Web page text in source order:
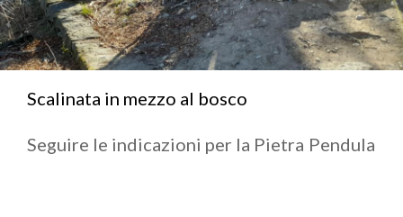
Scalinata in mezzo al bosco
Seguire le indicazioni per la Pietra Pendula